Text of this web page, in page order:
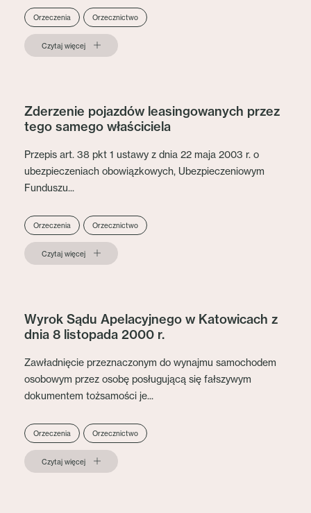
Orzeczenia Orzecznictwo
Czytaj więcej
Zderzenie pojazdów leasingowanych przez
tego samego właściciela
Przepis art. 38 pkt 1 ustawy z dnia 22 maja 2003 r. o
ubezpieczeniach obowiązkowych, Ubezpieczeniowym
Funduszu...
Orzeczenia Orzecznictwo
Czytaj więcej
Wyrok Sądu Apelacyjnego w Katowicach z
dnia 8 listopada 2000 r.
Zawładnięcie przeznaczonym do wynajmu samochodem
osobowym przez osobę posługującą się fałszywym
dokumentem tożsamości je...
Orzeczenia Orzecznictwo
Czytaj więcej